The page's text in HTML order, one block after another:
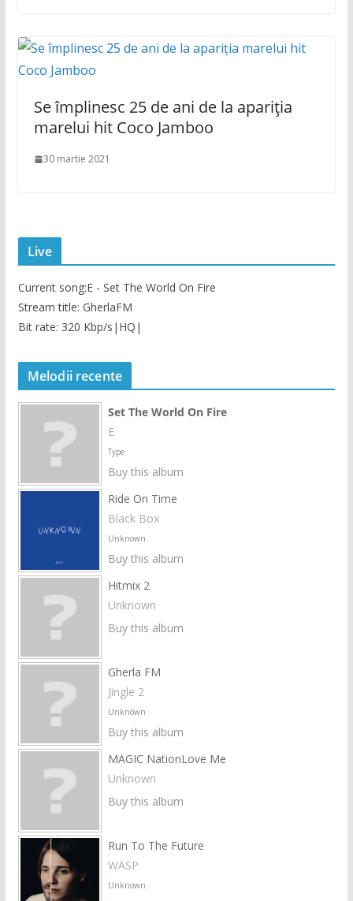
Se împlinesc 25 de ani de la apariția
marelui hit Coco Jamboo
30 martie 2021
Live
Current song:E - Set The World On Fire
Stream title: GherlaFM
Bit rate: 320 Kbp/s|HQ|
Melodii recente
Set The World On Fire
E
Type
Buy this album
Ride On Time
Black Box
Unknown
Buy this album
Hitmix 2
Unknown
Buy this album
Gherla FM
Jingle 2
Unknown
Buy this album
MAGIC NationLove Me
Unknown
Buy this album
Run To The Future
WASP
Unknown